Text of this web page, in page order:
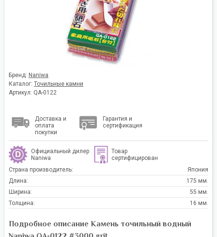
Бренд: Naniwa
Каталог: Точильные камни
Артикул: QA-0122
Доставка и
оплата
покупки
Гарантия и
сертификация
Официальный дилер
Naniwa
Товар
сертифицирован
Страна производитель:
Япония
Длина:
175 мм.
Ширина:
55 мм.
Толщина:
16 мм.
Подробное описание Камень точильный водный